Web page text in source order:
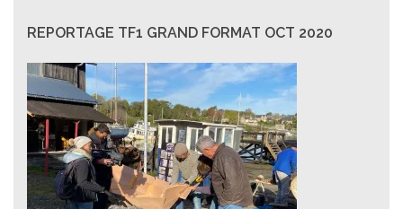
REPORTAGE TF1 GRAND FORMAT OCT 2020